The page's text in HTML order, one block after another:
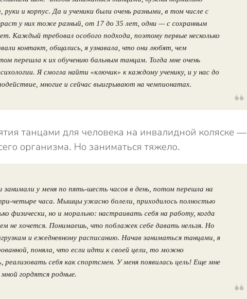
руки и корпус. Да и ученики были очень разными, в том числе с
у них тоже разный, от 17 до 35 лет, одни — с сохранным
Каждый требовал особого подхода, поэтому первые несколько
контакт, общались, я узнавала, что они любят, чем
перешла к их обучению бальным танцам. Тогда мне очень
Я смогла найти «ключик» к каждому ученику, и у нас до
многие и сейчас выигрывают на чемпионатах.
танцами для человека на инвалидной коляске —
организма. Но заниматься тяжело.
занимали у меня по пять-шесть часов в день, потом перешла на
четыре часа. Мышцы ужасно болели, приходилось полностью
физически, но и морально: настраивать себя на работу, когда
не хочется. Понимаешь, что поблажек себе давать нельзя. Но
и ежедневному расписанию. Начав заниматься танцами, я
поняла, что если идти к своей цели, то можно
реализовать себя как спортсмен. У меня появилась цель! Еще мне
гордятся родные.